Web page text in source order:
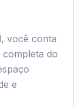
você conta
do
e